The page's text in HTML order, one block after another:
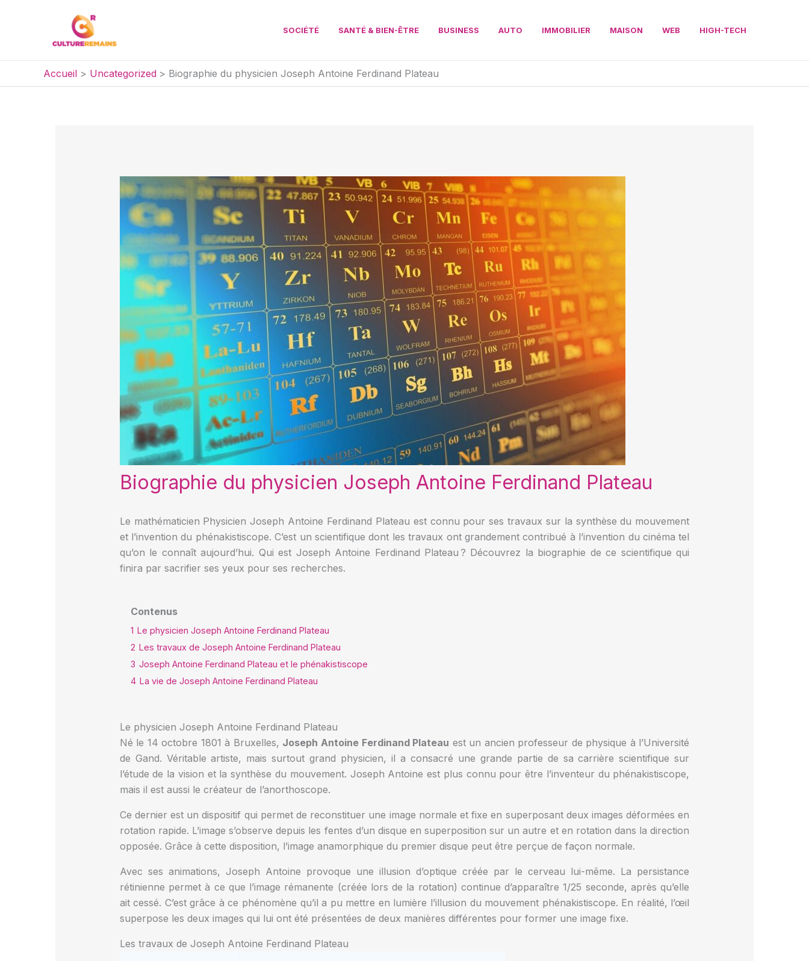
SOCIÉTÉ SANTÉ & BIEN-ÊTRE BUSINESS AUTO IMMOBILIER MAISON WEB HIGH-TECH
Accueil Uncategorized Biographie du physicien Joseph Antoine Ferdinand Plateau
Biographie du physicien Joseph Antoine Ferdinand Plateau
Le mathématicien Physicien Joseph Antoine Ferdinand Plateau est connu pour ses travaux sur la synthèse du mouvement
et l’invention du phénakistiscope. C’est un scientifique dont les travaux ont grandement contribué à l’invention du cinéma tel
qu’on le connaît aujourd’hui. Qui est Joseph Antoine Ferdinand Plateau ? Découvrez la biographie de ce scientifique qui
finira par sacrifier ses yeux pour ses recherches.
Contenus
1 Le physicien Joseph Antoine Ferdinand Plateau
2 Les travaux de Joseph Antoine Ferdinand Plateau
3 Joseph Antoine Ferdinand Plateau et le phénakistiscope
4 La vie de Joseph Antoine Ferdinand Plateau
Le physicien Joseph Antoine Ferdinand Plateau
Né le 14 octobre 1801 à Bruxelles, Joseph Antoine Ferdinand Plateau est un ancien professeur de physique à l’Université
de Gand. Véritable artiste, mais surtout grand physicien, il a consacré une grande partie de sa carrière scientifique sur
l’étude de la vision et la synthèse du mouvement. Joseph Antoine est plus connu pour être l’inventeur du phénakistiscope,
mais il est aussi le créateur de l’anorthoscope.
Ce dernier est un dispositif qui permet de reconstituer une image normale et fixe en superposant deux images déformées en
rotation rapide. L’image s’observe depuis les fentes d’un disque en superposition sur un autre et en rotation dans la direction
opposée. Grâce à cette disposition, l’image anamorphique du premier disque peut être perçue de façon normale.
Avec ses animations, Joseph Antoine provoque une illusion d’optique créée par le cerveau lui-même. La persistance
rétinienne permet à ce que l’image rémanente (créée lors de la rotation) continue d’apparaître 1/25 seconde, après qu’elle
ait cessé. C’est grâce à ce phénomène qu’il a pu mettre en lumière l’illusion du mouvement phénakistiscope. En réalité, l’œil
superpose les deux images qui lui ont été présentées de deux manières différentes pour former une image fixe.
Les travaux de Joseph Antoine Ferdinand Plateau